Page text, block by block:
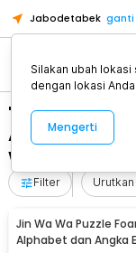
Jabodetabek ganti
"WA 0859
Aluminium
Wonogiri"
Filter Urutkan
Jin Wa Wa Puzzle
Alphabet dan Angka
Silakan ubah
dengan lokasi Anda.
Mengerti